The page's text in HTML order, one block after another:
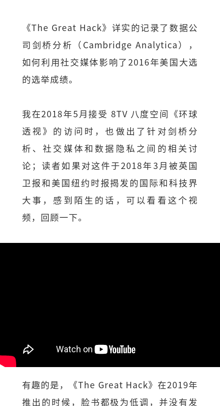
《The Great Hack》详实的记录了数据公
司剑桥分析（Cambridge Analytica），
如何利用社交媒体影响了2016年美国大选
的选举成绩。
我在2018年5月接受 8TV 八度空间《环球
透视》的访问时，也做出了针对剑桥分
析、社交媒体和数据隐私之间的相关讨
论；读者如果对这件于2018年3月被英国
卫报和美国纽约时报揭发的国际和科技界
大事，感到陌生的话，可以看看这个视
频，回顾一下。
有趣的是，《The Great Hack》在2019年
推出的时候，脸书都极为低调，并没有发